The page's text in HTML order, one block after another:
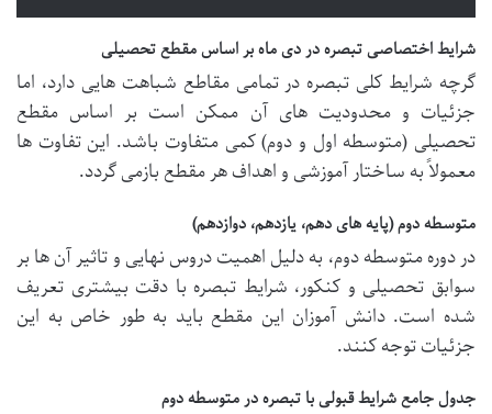
شرایط اختصاصی تبصره در دی ماه بر اساس مقطع تحصیلی
گرچه شرایط کلی تبصره در تمامی مقاطع شباهت هایی دارد، اما
جزئیات و محدودیت های آن ممکن است بر اساس مقطع
تحصیلی (متوسطه اول و دوم) کمی متفاوت باشد. این تفاوت ها
معمولاً به ساختار آموزشی و اهداف هر مقطع بازمی گردد.
متوسطه دوم (پایه های دهم، یازدهم، دوازدهم)
در دوره متوسطه دوم، به دلیل اهمیت دروس نهایی و تاثیر آن ها بر
سوابق تحصیلی و کنکور، شرایط تبصره با دقت بیشتری تعریف
شده است. دانش آموزان این مقطع باید به طور خاص به این
جزئیات توجه کنند.
جدول جامع شرایط قبولی با تبصره در متوسطه دوم